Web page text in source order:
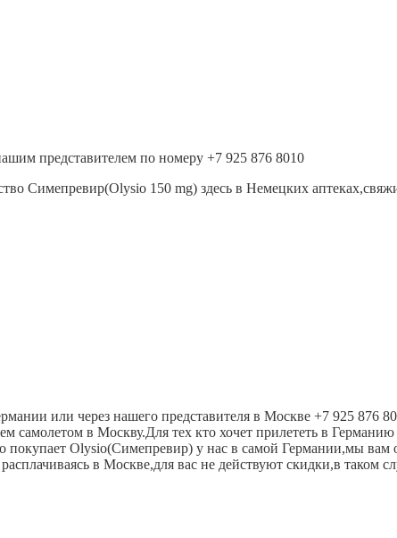
представителем по номеру +7 925 876 8010
Симепревир(Olysio 150 mg) здесь в Немецких
или через нашего представителя в Москве +7 925 876
в Москву.Для тех кто хочет прилететь в
покупает Olysio(Симепревир) у нас в самой Германии,мы
в Москве,для вас не действуют скидки,в таком